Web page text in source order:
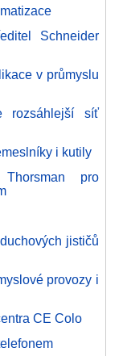
Schneider
v průmyslu
rozsáhlejší síť
i kutily
pro
jističů
provozy i
CE Colo